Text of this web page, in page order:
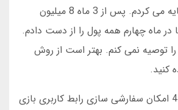
با ضرر دو برابر سرمایه می کردم. پس از 3 ماه 8 میلیون
در ماه چهارم همه پول را از دست دادم.
را توصیه نمی کنم. بهتر است از روش
کنید.
در سال 1404 بت 45 امکان سفارشی سازی رابط کاربری بازی